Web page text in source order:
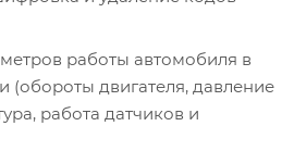
работы автомобиля в
(обороты двигателя, давление
работа датчиков и